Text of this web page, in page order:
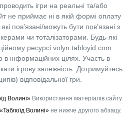
ігри на реальні та/або
не приймає ні в якій формі оплату
пов’язані/можуть бути пов’язані з
чи тоталізаторами. Будь-які
ресурсі volyn.tabloyid.com
в інформаційних цілях. Участь в
ігрову залежність. Дотримуйтесь
відповідальної гри.
Волині» Використання матеріалів сайту
«Таблоїд Волині»не нижче другого абзацу.